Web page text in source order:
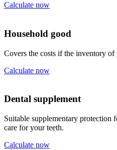
Calculate now
Household good
Covers the costs if the inventory
Calculate now
Dental supplement
Suitable supplementary protection
care for your teeth.
Calculate now